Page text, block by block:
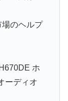
のヘルプ
ホ
ーディオ